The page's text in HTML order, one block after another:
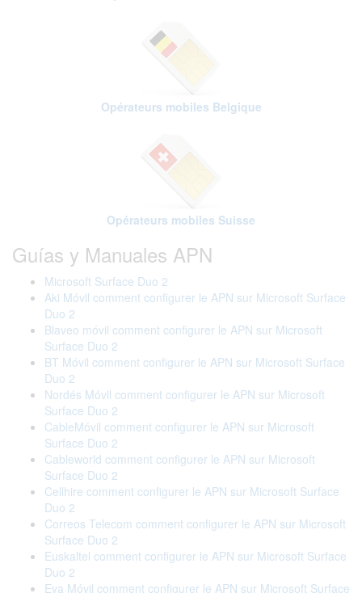
Opérateurs mobiles Belgique
Opérateurs mobiles Suisse
Guías y Manuales APN
Microsoft Surface Duo 2
Aki Móvil comment configurer le APN sur Microsoft Surface
Duo 2
Blaveo móvil comment configurer le APN sur Microsoft
Surface Duo 2
BT Móvil comment configurer le APN sur Microsoft Surface
Duo 2
Nordés Móvil comment configurer le APN sur Microsoft
Surface Duo 2
CableMóvil comment configurer le APN sur Microsoft
Surface Duo 2
Cableworld comment configurer le APN sur Microsoft
Surface Duo 2
Cellhire comment configurer le APN sur Microsoft Surface
Duo 2
Correos Telecom comment configurer le APN sur Microsoft
Surface Duo 2
Euskaltel comment configurer le APN sur Microsoft Surface
Duo 2
Eva Móvil comment configurer le APN sur Microsoft Surface